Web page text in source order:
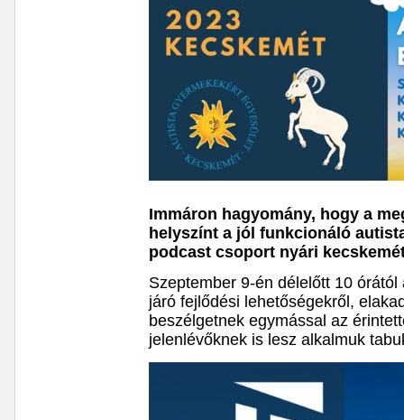
Immáron hagyomány, hogy a
helyszínt a jól funkcionáló
podcast csoport nyári
Szeptember 9-én délelőtt 10
járó fejlődési lehetőségekről,
beszélgetnek egymással az
jelenlévőknek is lesz alkalmuk